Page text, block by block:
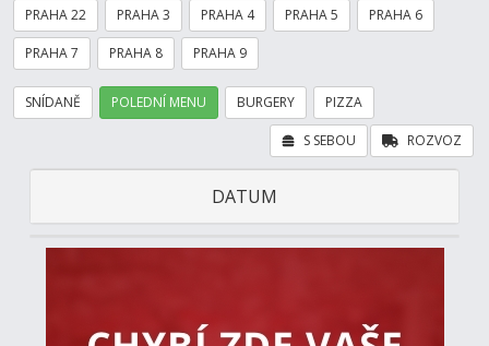
PRAHA 22 PRAHA 3 PRAHA 4 PRAHA 5 PRAHA 6
PRAHA 7 PRAHA 8 PRAHA 9
SNÍDANĚ POLEDNÍ MENU BURGERY PIZZA
ROZVOZ
S SEBOU
DATUM